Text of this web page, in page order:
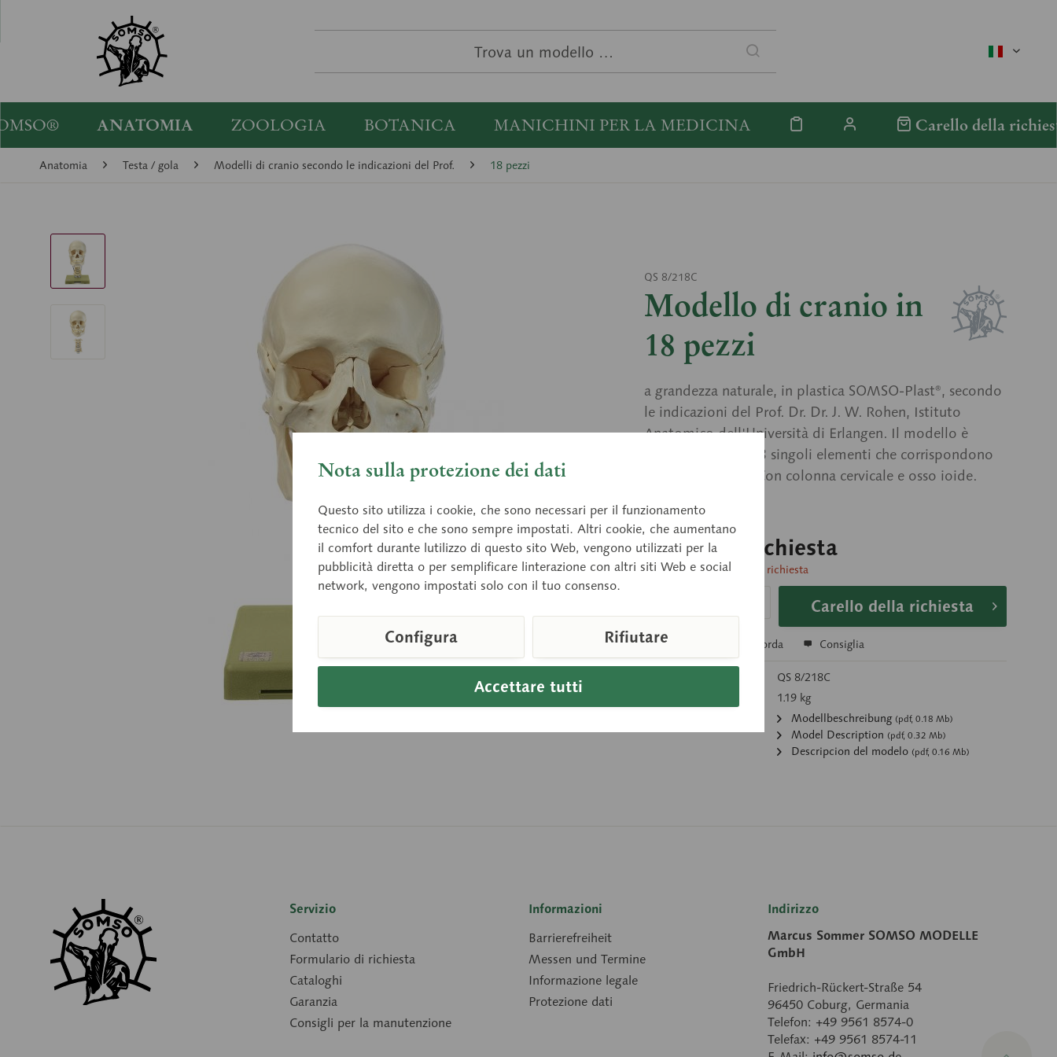
ANATOMIA ZOOLOGIA BOTANICA MANICHINI PER LA MEDICINA Carello della
Anatomia Testa / gola Modelli di cranio secondo le indicazioni del Prof. 18 pezzi
QS 8/218C
Modello di cranio in
18 pezzi
a grandezza naturale, in plastica SOMSO-Plast®, secondo
le indicazioni del Prof. Dr. Dr. J. W. Rohen, Istituto
Anatomico dell'Università di Erlangen. Il modello è
scomponibile in 18 singoli elementi che corrispondono
alle ossa naturali. Con colonna cervicale e osso ioide.
Prezzo su richiesta
Tempi di consegna su richiesta
Carello della richiesta
Confronta Ricorda Consiglia
QS 8/218C
1.19 kg
Modellbeschreibung (pdf, 0.18 Mb)
Model Description (pdf, 0.32 Mb)
Descripcion del modelo (pdf, 0.16 Mb)
Servizio
Contatto
Formulario di richiesta
Cataloghi
Garanzia
Consigli per la manutenzione
Informazioni
Barrierefreiheit
Messen und Termine
Informazione legale
Protezione dati
Indirizzo
Marcus Sommer SOMSO MODELLE
GmbH
Friedrich-Rückert-Straße 54
96450 Coburg, Germania
Telefon: +49 9561 8574-0
Telefax: +49 9561 8574-11
Nota sulla protezione dei dati
Questo sito utilizza i cookie, che sono necessari per il funzionamento
tecnico del sito e che sono sempre impostati. Altri cookie, che aumentano
il comfort durante lutilizzo di questo sito Web, vengono utilizzati per la
pubblicità diretta o per semplificare linterazione con altri siti Web e social
network, vengono impostati solo con il tuo consenso.
Accettare tutti
Configura Rifiutare